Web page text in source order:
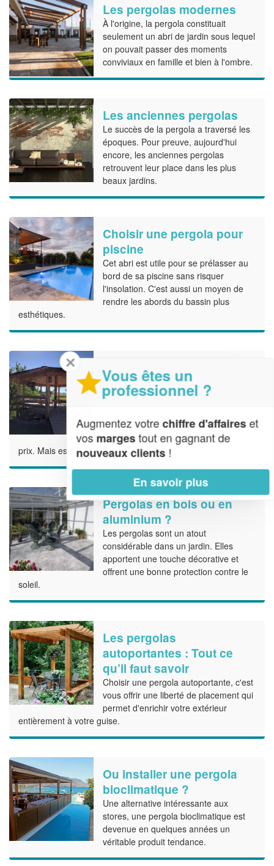
Les pergolas modernes
À l'origine, la pergola constituait
seulement un abri de jardin sous lequel
on pouvait passer des moments
conviviaux en famille et bien à l'ombre.
Les anciennes pergolas
Le succès de la pergola a traversé les
époques. Pour preuve, aujourd'hui
encore, les anciennes pergolas
retrouvent leur place dans les plus
beaux jardins.
Choisir une pergola pour
piscine
Cet abri est utile pour se prélasser au
bord de sa piscine sans risquer
l'insolation. C'est aussi un moyen de
rendre les abords du bassin plus
esthétiques.
Avantages et
Inconvénients d’une
pergola en kit
pergola en kit plutôt que sur mesure,
notamment à cause de la différence de
prix. Mais est-ce une raison suffisante ?
Pergolas en bois ou en
aluminium ?
Les pergolas sont un atout
considérable dans un jardin. Elles
apportent une touche décorative et
offrent une bonne protection contre le
soleil.
Les pergolas
autoportantes : Tout ce
qu’il faut savoir
Choisir une pergola autoportante, c'est
vous offrir une liberté de placement qui
permet d'enrichir votre extérieur
entièrement à votre guise.
Ou installer une pergola
bioclimatique ?
Une alternative intéressante aux
stores, une pergola bioclimatique est
devenue en quelques années un
véritable produit tendance.
✕
Vous êtes un
professionnel ?
Augmentez votrechiffre d'affaireset
vos margestout en gagnant de
nouveaux clients!
En savoir plus